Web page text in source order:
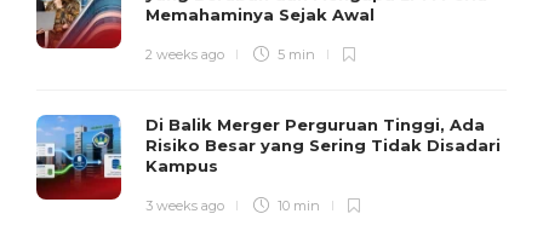
Memahaminya Sejak Awal
2 weeks ago 5 min
Di Balik Merger Perguruan Tinggi, Ada
Risiko Besar yang Sering Tidak Disadari
Kampus
3 weeks ago 10 min